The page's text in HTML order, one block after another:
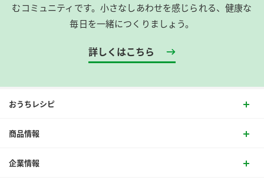
むコミュニティです。​小さなしあわせを感じられる、健康な
毎日を一緒につくりましょう。
詳しくはこちら
おうちレシピ
商品情報
企業情報